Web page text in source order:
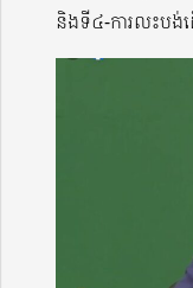
និងទី៤-ការលះបង់